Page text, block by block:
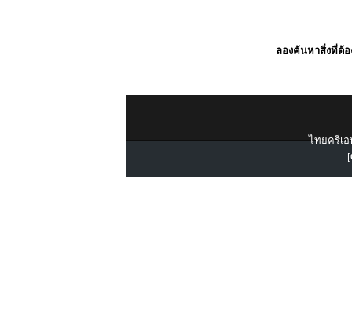
ลองค้นหาสิ่งที่ต้อ
ไทยครีเอ
[